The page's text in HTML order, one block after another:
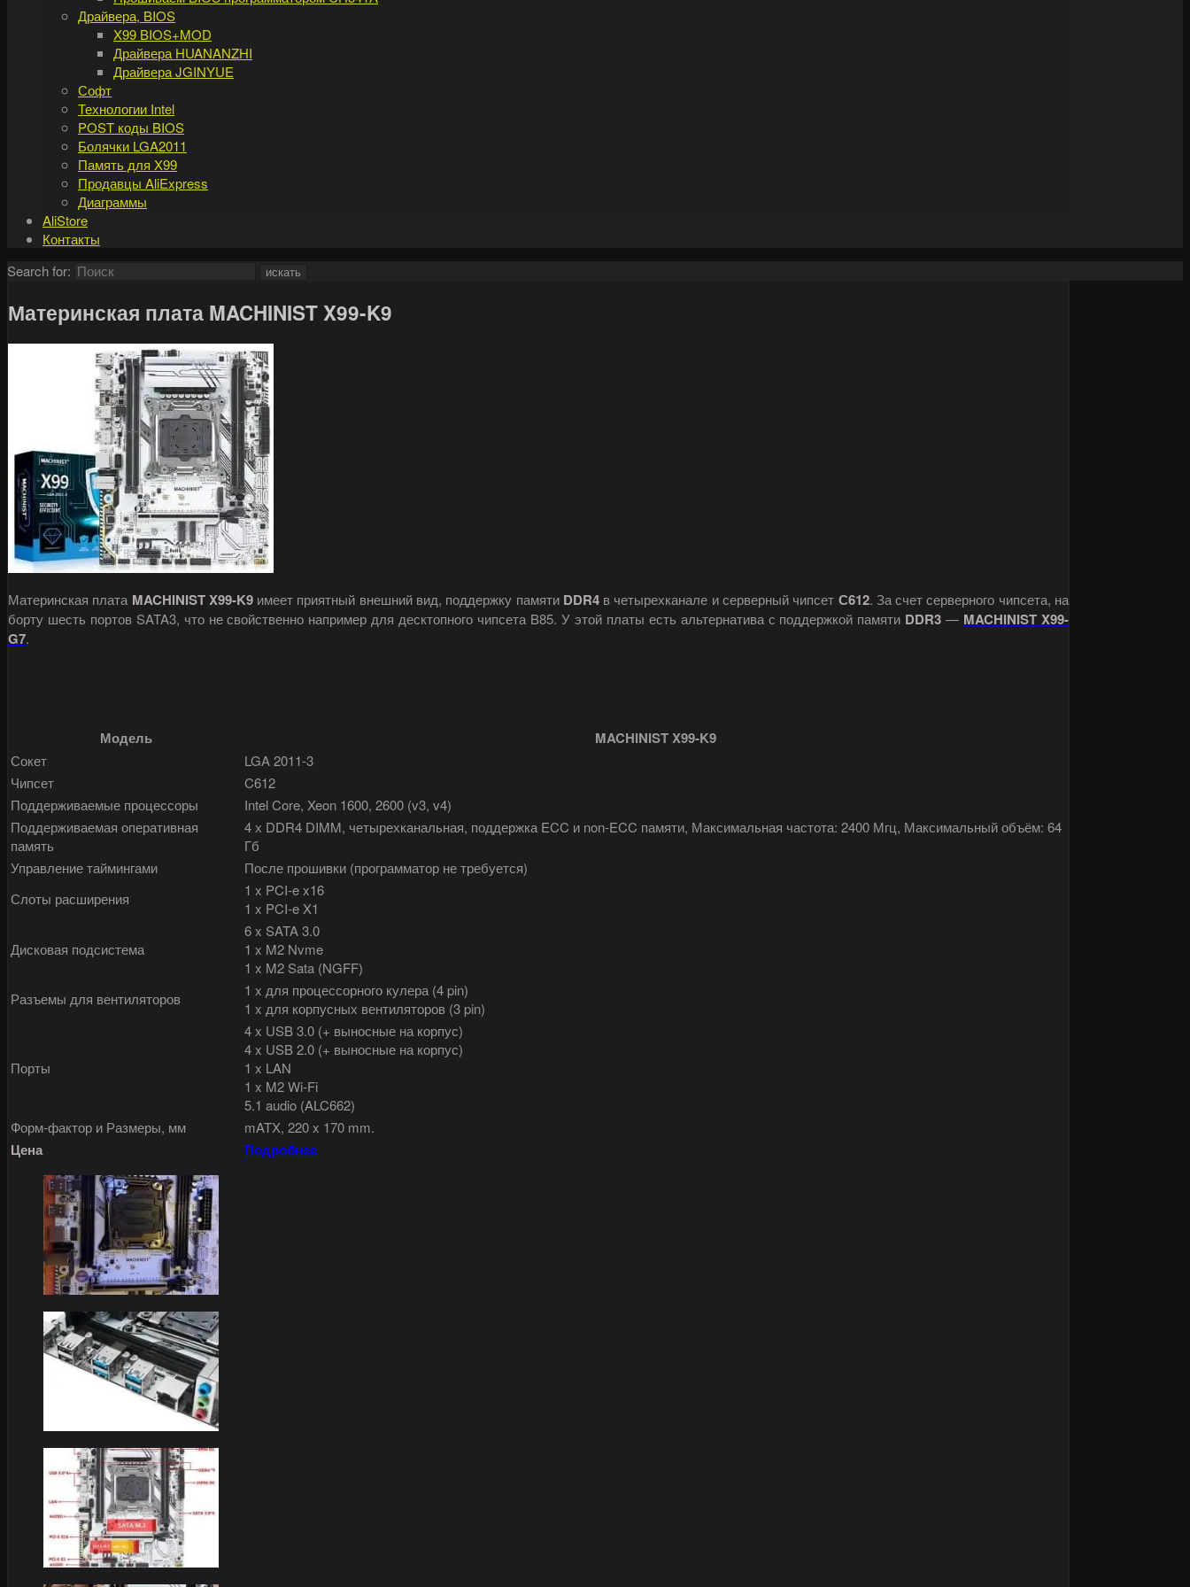
Драйвера, BIOS
X99 BIOS+MOD
Драйвера HUANANZHI
Драйвера JGINYUE
Софт
Технологии Intel
POST коды BIOS
Болячки LGA2011
Память для X99
Продавцы AliExpress
Диаграммы
AliStore
Контакты
Search for:
искать
Материнская плата MACHINIST X99-K9
Материнская плата MACHINIST X99-K9имеет приятный внешний вид, поддержку памяти DDR4в четырехканале и серверный чипсет С612. За счет серверного чипсета, на
борту шесть портов SATA3, что не свойственно например для десктопного чипсета B85. У этой платы есть альтернатива с поддержкой памяти DDR3 — MACHINIST X99-
G7.
Модель MACHINIST X99-K9
Сокет
LGA 2011-3
Чипсет
C612
Поддерживаемые процессоры
Intel Core, Xeon 1600, 2600 (v3, v4)
Поддерживаемая оперативная
память
4 х DDR4 DIMM, четырехканальная, поддержка ECC и non-ECC памяти, Максимальная частота: 2400 Мгц, Максимальный объём: 64
Гб
Управление таймингами
После прошивки (программатор не требуется)
Слоты расширения
1 x PCI-e x16
1 x PCI-e X1
Дисковая подсистема
6 x SATA 3.0
1 x M2 Nvme
1 x M2 Sata (NGFF)
Разъемы для вентиляторов
1 x для процессорного кулера (4 pin)
1 x для корпусных вентиляторов (3 pin)
Порты
4 x USB 3.0 (+ выносные на корпус)
4 x USB 2.0 (+ выносные на корпус)
1 x LAN
1 x M2 Wi-Fi
5.1 audio (ALC662)
Форм-фактор и Размеры, мм
mATX, 220 x 170 mm.
Цена Подробнее